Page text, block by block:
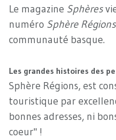
Le magazine Sphères
numéro Sphère Régions
communauté basque.
Les grandes histoires des
Sphère Régions, est
touristique par
bonnes adresses, ni
coeur" !